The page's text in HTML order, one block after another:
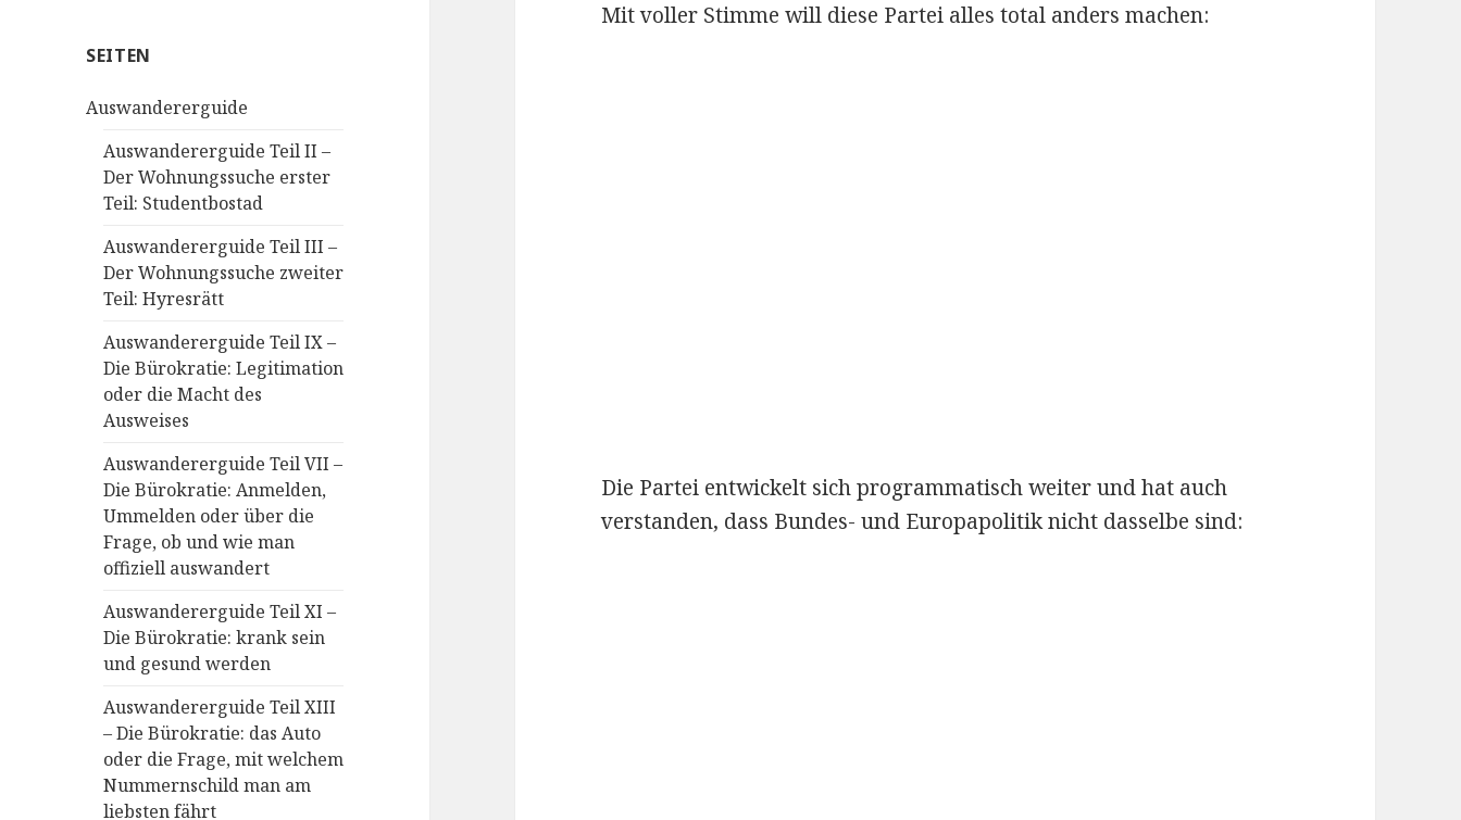
SEITEN
Auswandererguide
Auswandererguide Teil II –
Der Wohnungssuche erster
Teil: Studentbostad
Auswandererguide Teil III –
Der Wohnungssuche zweiter
Teil: Hyresrätt
Auswandererguide Teil IX –
Die Bürokratie: Legitimation
oder die Macht des
Ausweises
Auswandererguide Teil VII –
Die Bürokratie: Anmelden,
Ummelden oder über die
Frage, ob und wie man
offiziell auswandert
Auswandererguide Teil XI –
Die Bürokratie: krank sein
und gesund werden
Auswandererguide Teil XIII
– Die Bürokratie: das Auto
oder die Frage, mit welchem
Nummernschild man am
liebsten fährt
Mit voller Stimme will diese Partei alles total anders machen:
Die Partei entwickelt sich programmatisch weiter und hat auch
verstanden, dass Bundes- und Europapolitik nicht dasselbe sind: